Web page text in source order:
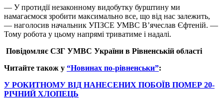
— У протидії незаконному видобутку бурштину ми
намагаємося зробити максимально все, що від нас залежить,
— наголосив начальник УПЗСЕ УМВС В’ячеслав Єфтеній. —
Тому робота у цьому напрямі триватиме і надалі.
Повідомляє СЗГ УМВС України в Рівненській області
Читайте також у “Новинах по-рівненськи”:
У РОКИТНОМУ ВІД НАНЕСЕНИХ ПОБОЇВ ПОМЕР 20-
РІЧНИЙ ХЛОПЕЦЬ